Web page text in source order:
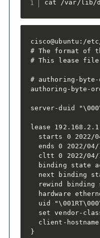
cat /var/lib/
cisco@ubuntu:/
# The format of
# This lease file
# authoring-byte-
authoring-byte-
server-duid
lease
starts 0 2022/
ends 0 2022/
cltt 0 2022/
binding state
next binding
rewind binding
hardware
uid
set vendor-
client-
}